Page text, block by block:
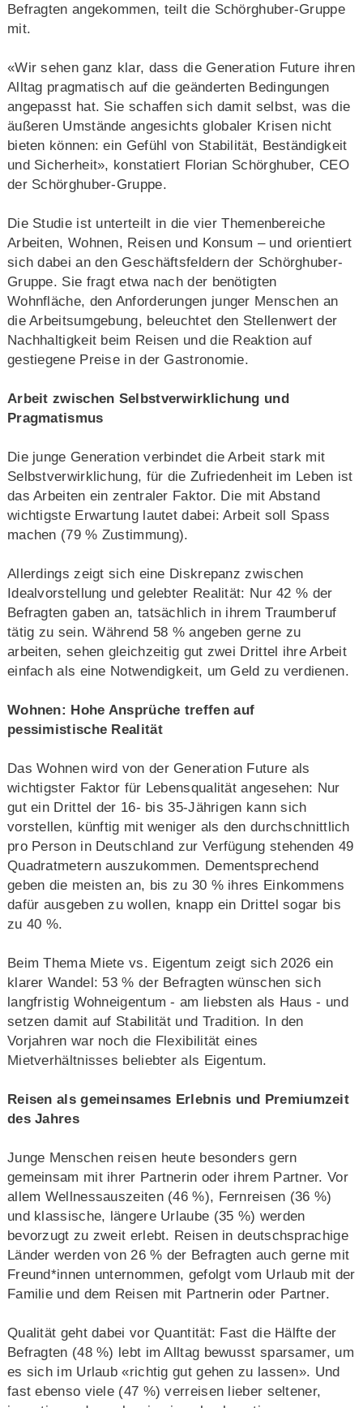
Befragten angekommen, teilt die Schörghuber-Gruppe
mit.
«Wir sehen ganz klar, dass die Generation Future ihren
Alltag pragmatisch auf die geänderten Bedingungen
angepasst hat. Sie schaffen sich damit selbst, was die
äußeren Umstände angesichts globaler Krisen nicht
bieten können: ein Gefühl von Stabilität, Beständigkeit
und Sicherheit», konstatiert Florian Schörghuber, CEO
der Schörghuber-Gruppe.
Die Studie ist unterteilt in die vier Themenbereiche
Arbeiten, Wohnen, Reisen und Konsum – und orientiert
sich dabei an den Geschäftsfeldern der Schörghuber-
Gruppe. Sie fragt etwa nach der benötigten
Wohnfläche, den Anforderungen junger Menschen an
die Arbeitsumgebung, beleuchtet den Stellenwert der
Nachhaltigkeit beim Reisen und die Reaktion auf
gestiegene Preise in der Gastronomie.
Arbeit zwischen Selbstverwirklichung und
Pragmatismus
Die junge Generation verbindet die Arbeit stark mit
Selbstverwirklichung, für die Zufriedenheit im Leben ist
das Arbeiten ein zentraler Faktor. Die mit Abstand
wichtigste Erwartung lautet dabei: Arbeit soll Spass
machen (79 % Zustimmung).
Allerdings zeigt sich eine Diskrepanz zwischen
Idealvorstellung und gelebter Realität: Nur 42 % der
Befragten gaben an, tatsächlich in ihrem Traumberuf
tätig zu sein. Während 58 % angeben gerne zu
arbeiten, sehen gleichzeitig gut zwei Drittel ihre Arbeit
einfach als eine Notwendigkeit, um Geld zu verdienen.
Wohnen: Hohe Ansprüche treffen auf
pessimistische Realität
Das Wohnen wird von der Generation Future als
wichtigster Faktor für Lebensqualität angesehen: Nur
gut ein Drittel der 16- bis 35-Jährigen kann sich
vorstellen, künftig mit weniger als den durchschnittlich
pro Person in Deutschland zur Verfügung stehenden 49
Quadratmetern auszukommen. Dementsprechend
geben die meisten an, bis zu 30 % ihres Einkommens
dafür ausgeben zu wollen, knapp ein Drittel sogar bis
zu 40 %.
Beim Thema Miete vs. Eigentum zeigt sich 2026 ein
klarer Wandel: 53 % der Befragten wünschen sich
langfristig Wohneigentum - am liebsten als Haus - und
setzen damit auf Stabilität und Tradition. In den
Vorjahren war noch die Flexibilität eines
Mietverhältnisses beliebter als Eigentum.
Reisen als gemeinsames Erlebnis und Premiumzeit
des Jahres
Junge Menschen reisen heute besonders gern
gemeinsam mit ihrer Partnerin oder ihrem Partner. Vor
allem Wellnessauszeiten (46 %), Fernreisen (36 %)
und klassische, längere Urlaube (35 %) werden
bevorzugt zu zweit erlebt. Reisen in deutschsprachige
Länder werden von 26 % der Befragten auch gerne mit
Freund*innen unternommen, gefolgt vom Urlaub mit der
Familie und dem Reisen mit Partnerin oder Partner.
Qualität geht dabei vor Quantität: Fast die Hälfte der
Befragten (48 %) lebt im Alltag bewusst sparsamer, um
es sich im Urlaub «richtig gut gehen zu lassen». Und
fast ebenso viele (47 %) verreisen lieber seltener,